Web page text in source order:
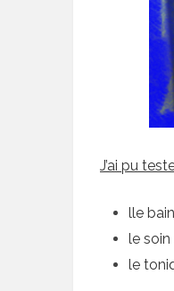
J’ai pu
lle
le
le